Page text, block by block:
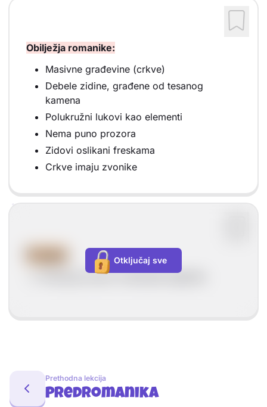
Obilježja romanike:
Masivne građevine (crkve)
Debele zidine, građene od tesanog
kamena
Polukružni lukovi kao elementi
Nema puno prozora
Zidovi oslikani freskama
Crkve imaju zvonike
--> Prikazuju svece i kršćanske legende.
Otključaj sve
Prethodna lekcija
Predromanika